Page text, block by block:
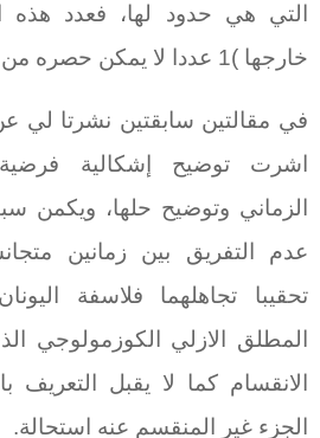
التي هي حدود لها، فعدد هذه
خارجها )1 عددا لا يمكن حصره من الخيول.
في مقالتين سابقتين نشرتا لي
اشرت توضيح إشكالية فرضية
الزماني وتوضيح حلها، ويكمن
عدم التفريق بين زمانين
تحقيبا تجاهلهما فلاسفة
المطلق الازلي الكوزمولوجي
الانقسام كما لا يقبل التعريف
الجزء غير المنقسم عنه استحالة.